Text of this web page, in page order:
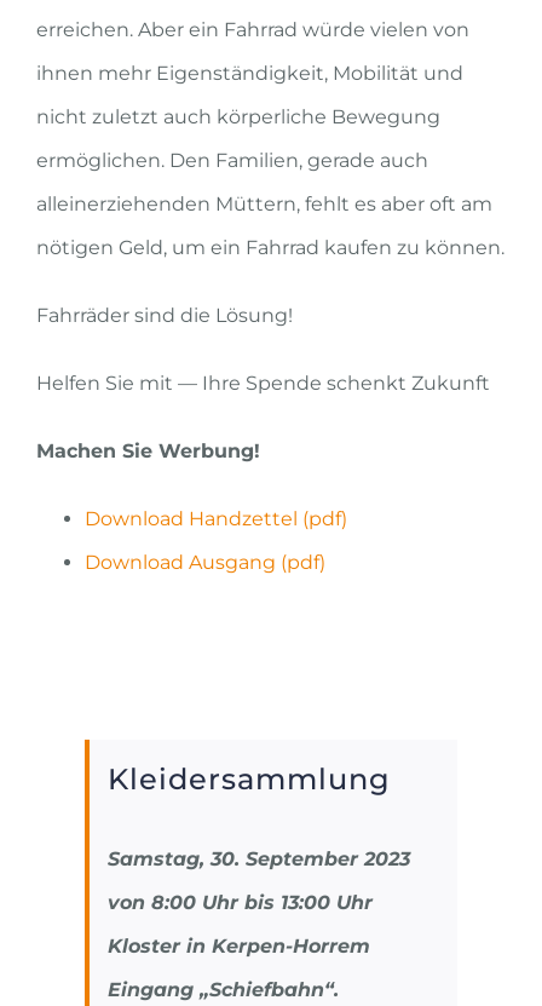
erreichen. Aber ein Fahrrad würde vielen von
ihnen mehr Eigenständigkeit, Mobilität und
nicht zuletzt auch körperliche Bewegung
ermöglichen. Den Familien, gerade auch
alleinerziehenden Müttern, fehlt es aber oft am
nötigen Geld, um ein Fahrrad kaufen zu können.
Fahrräder sind die Lösung!
Helfen Sie mit — Ihre Spende schenkt Zukunft
Machen Sie Werbung!
Download Handzettel (pdf)
Download Ausgang (pdf)
Kleidersammlung
Samstag, 30. September 2023
von 8:00 Uhr bis 13:00 Uhr
Kloster in Kerpen-Horrem
Eingang „Schiefbahn“.